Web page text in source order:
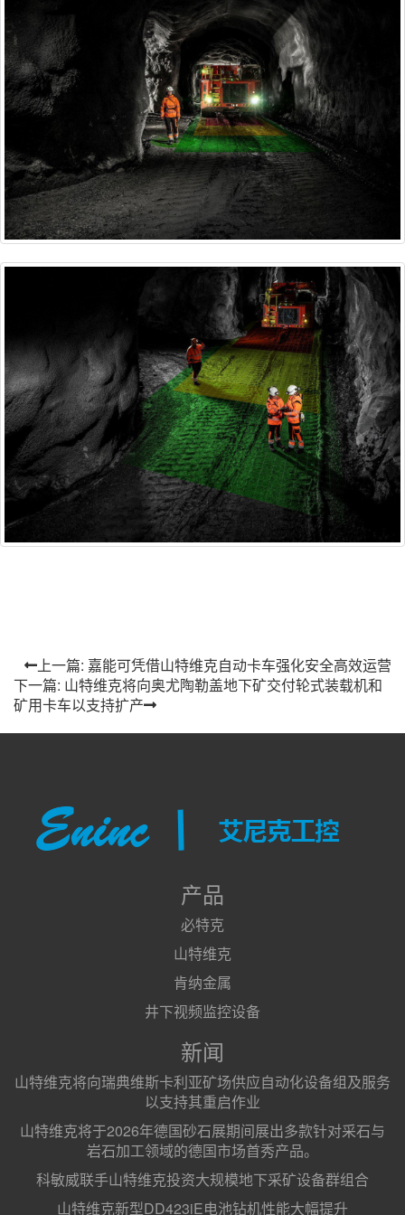
上一篇: 嘉能可凭借山特维克自动卡车强化安全高效运营
下一篇: 山特维克将向奥尤陶勒盖地下矿交付轮式装载机和
矿用卡车以支持扩产
产品
必特克
山特维克
肯纳金属
井下视频监控设备
新闻
山特维克将向瑞典维斯卡利亚矿场供应自动化设备组及服务
以支持其重启作业
山特维克将于2026年德国砂石展期间展出多款针对采石与
岩石加工领域的德国市场首秀产品。
科敏威联手山特维克投资大规模地下采矿设备群组合
山特维克新型DD423iE电池钻机性能大幅提升